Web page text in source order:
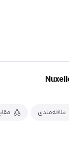
علاقه‌مندی